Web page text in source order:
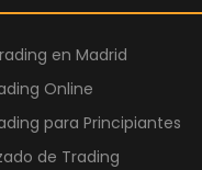
en Madrid
Online
para Principiantes
de Trading